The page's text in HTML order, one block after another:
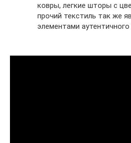
ковры, легкие шторы с
прочий текстиль так же
элементами